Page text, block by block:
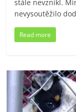
stále nevznikl.
nevysoutěžilo
Read more